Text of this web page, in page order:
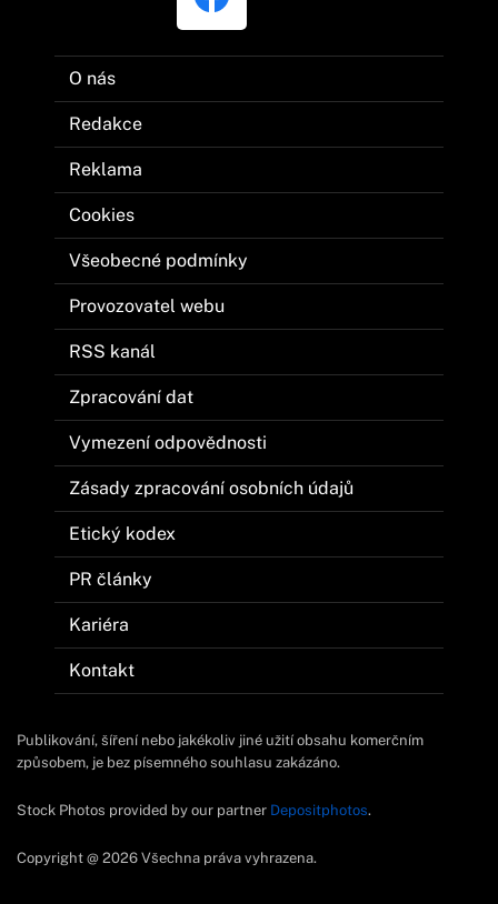
O nás
Redakce
Reklama
Cookies
Všeobecné podmínky
Provozovatel webu
RSS kanál
Zpracování dat
Vymezení odpovědnosti
Zásady zpracování osobních údajů
Etický kodex
PR články
Kariéra
Kontakt
Publikování, šíření nebo jakékoliv jiné užití obsahu komerčním
způsobem, je bez písemného souhlasu zakázáno.
Stock Photos provided by our partner Depositphotos.
Copyright @ 2026 Všechna práva vyhrazena.